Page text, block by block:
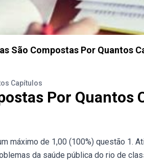
São Compostas Por Quantos
Capítulos
Por Quantos
máximo de 1,00 (100%) questão 1.
da saúde pública do rio de